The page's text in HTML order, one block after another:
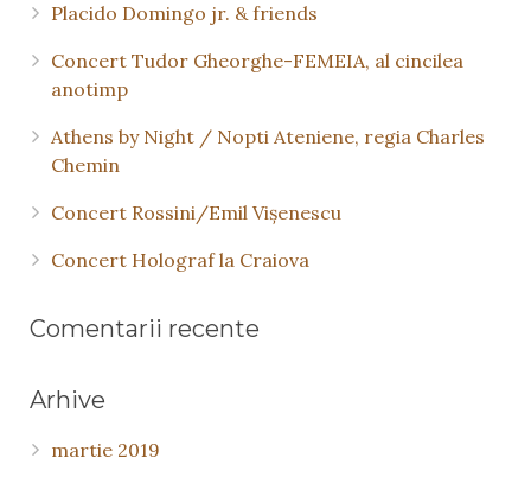
Placido Domingo jr. & friends
Concert Tudor Gheorghe-FEMEIA, al cincilea
anotimp
Athens by Night / Nopti Ateniene, regia Charles
Chemin
Concert Rossini/Emil Vişenescu
Concert Holograf la Craiova
Comentarii recente
Arhive
martie 2019